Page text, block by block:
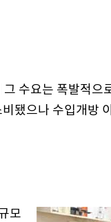
수요는 폭발적으
됐으나 수입개방
모